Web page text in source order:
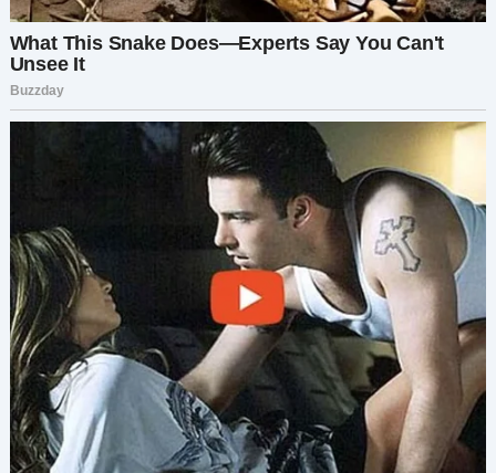
— Тот мужчина… — начала она, вытирая слёзы. —
Это мой начальник. Господин Харитонов. Он
думает, что… что вы умерли.
— Что? — ахнула я.
— Я… Мне нужно было срочно взять отпуск. Я не
справлялась с работой, не успевала. Он давил,
требовал. И тогда я солгала, что вы умерли, и
мне нужно поехать на похороны… Это было
единственное, что пришло в голову.
— Эмма… — Георгий тяжело вздохнул. — Мы всё
понимаем, но ведь ты могла просто сказать
правду.